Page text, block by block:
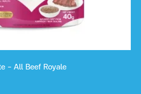
- All Beef Royale